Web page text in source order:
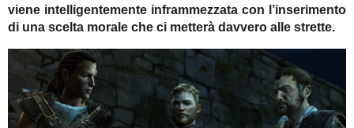
viene intelligentemente inframmezzata con l’inserimento
di una scelta morale che ci metterà davvero alle strette.